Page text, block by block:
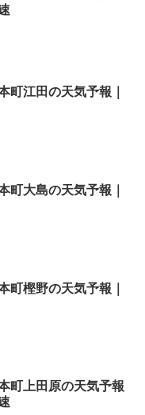
町江田の天気予報｜
町大島の天気予報｜
町樫野の天気予報｜
町上田原の天気予報